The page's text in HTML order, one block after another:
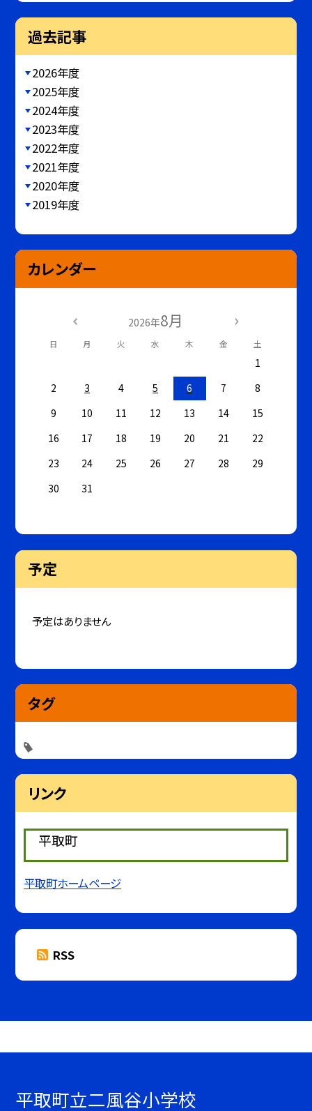
過去記事
2026年度
2025年度
2024年度
2023年度
2022年度
2021年度
2020年度
2019年度
カレンダー
2026年8月
日 月 火 水 木 金 土
1
2
3 4 5 6 7
8
9
10 11 12 13 14
15
16
17 18 19 20 21
22
23
24 25 26 27 28
29
30
31
予定
予定はありません
タグ
リンク
平取町
平取町ホームページ
RSS
平取町立二風谷小学校